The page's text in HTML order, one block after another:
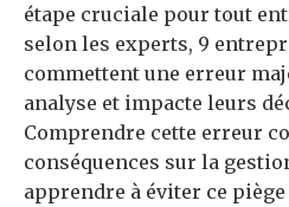
étape cruciale pour tout
selon les experts, 9
commettent une erreur
analyse et impacte leurs
Comprendre cette erreur
conséquences sur la
apprendre à éviter ce